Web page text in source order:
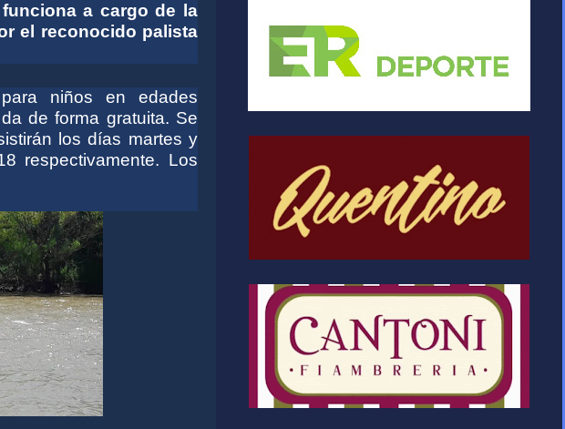
a cargo de la
el reconocido palista
para niños en edades
de forma gratuita. Se
los días martes y
respectivamente. Los